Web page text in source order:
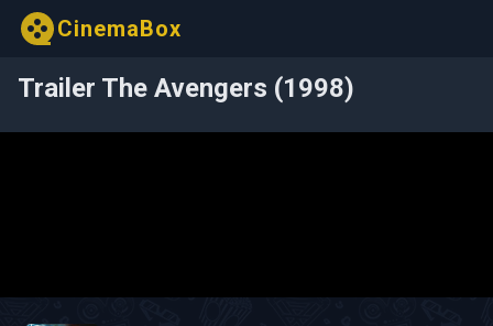
CinemaBox
Trailer The Avengers (1998)